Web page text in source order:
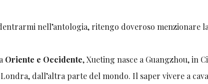
nell’antologia, ritengo doveroso menzionare
Oriente e Occidente, Xueting nasce a Guangzhou, in
dall’altra parte del mondo. Il saper vivere a